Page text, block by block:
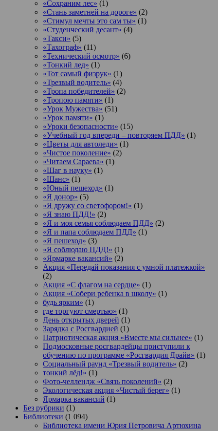
«Сохраним лес» (1)
«Стань заметней на дороге» (2)
«Стимул мечты это сам ты» (1)
«Студенческий десант» (4)
«Такси» (5)
«Тахограф» (11)
«Технический осмотр» (6)
«Тонкий лед» (1)
«Тот самый физрук» (1)
«Трезвый водитель» (4)
«Тропа победителей» (2)
«Тропою памяти» (1)
«Урок Мужества» (51)
«Урок памяти» (1)
«Уроки безопасности» (15)
«Учебный год впереди – повторяем ПДД» (1)
«Цветы для автоледи» (1)
«Чистое поколение» (2)
«Читаем Сараева» (1)
«Шаг в науку» (1)
«Шанс» (1)
«Юный пешеход» (1)
«Я донор» (5)
«Я дружу со светофором!» (1)
«Я знаю ПДД!» (2)
«Я и моя семья соблюдаем ПДД» (2)
«Я и папа соблюдаем ПДД» (1)
«Я пешеход» (3)
«Я соблюдаю ПДД!» (1)
«Ярмарке вакансий» (2)
Акция «Передай показания с умной платежкой»
(2)
Акция «С флагом на сердце» (1)
Акция «Собери ребенка в школу» (1)
будь ярким» (1)
где торгуют смертью» (1)
День открытых дверей (1)
Зарядка с Росгвардией (1)
Патриотическая акция «Вместе мы сильнее» (1)
Подмосковные росгвардейцы приступили к
обучению по программе «Росгвардия Драйв» (1)
Социальный раунд «Трезвый водитель» (2)
тонкий лёд!» (1)
Фото-челлендж «Связь поколений» (2)
Экологическая акция «Чистый берег» (1)
Ярмарка вакансий (1)
Без рубрики (1)
Библиотеки (1 094)
Библиотека имени Юрия Петровича Артюхина